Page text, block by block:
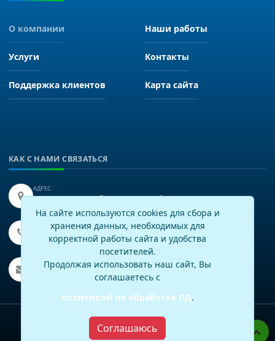
О компании Наши работы
Услуги Контакты
Поддержка клиентов Карта сайта
КАК С НАМИ СВЯЗАТЬСЯ
АДРЕС:
Иркутск, улица Байкальская 249, офис 225.
ТЕЛЕФОН:
+7(3952)43-60-16
EMAIL:
info@virtech.ru
Политика по работе с персональными данными
На сайте используются cookies для сбора и
хранения данных, необходимых для
корректной работы сайта и удобства
посетителей.
Продолжая использовать наш сайт, Вы
соглашаетесь с
политикой по обработке ПД.
Соглашаюсь